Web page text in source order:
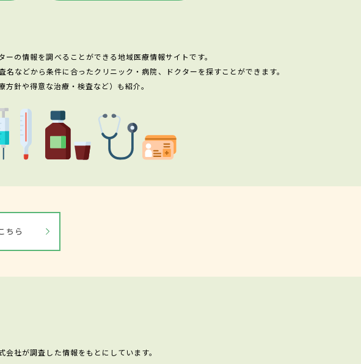
の情報を調べることができる地域医療情報サイトです。
などから条件に合ったクリニック・病院、ドクターを探すことができます。
針や得意な治療・検査など）も紹介。
ちら
社が調査した情報をもとにしています。